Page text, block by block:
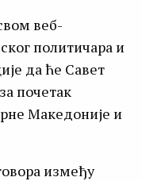
веб-
политичара и
да ће Савет
почетак
Македоније и
између